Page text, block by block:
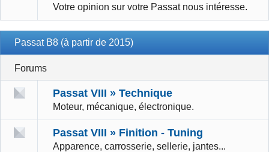
Votre opinion sur votre Passat nous intéresse.
Passat B8 (à partir de 2015)
Forums
Passat VIII » Technique
Moteur, mécanique, électronique.
Passat VIII » Finition - Tuning
Apparence, carrosserie, sellerie, jantes...